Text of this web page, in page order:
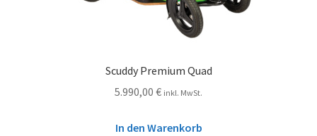
Scuddy Premium Quad
5.990,00 € inkl. MwSt.
In den Warenkorb